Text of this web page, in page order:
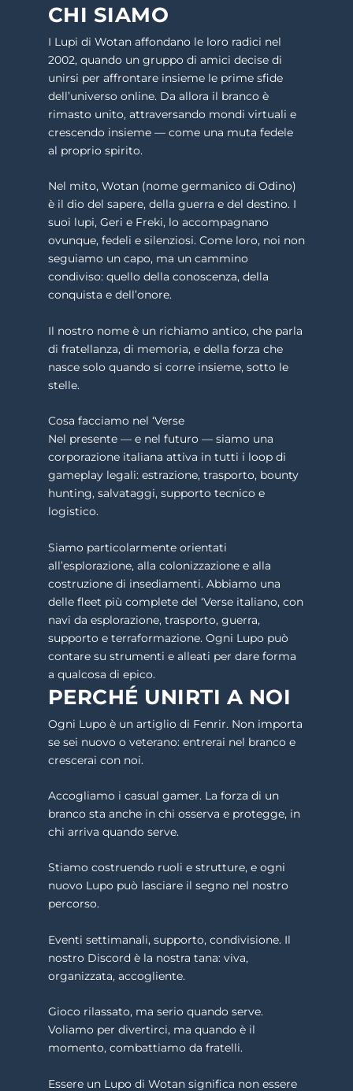
CHI SIAMO
I Lupi di Wotan affondano le loro radici nel
2002, quando un gruppo di amici decise di
unirsi per affrontare insieme le prime sfide
dell’universo online. Da allora il branco è
rimasto unito, attraversando mondi virtuali e
crescendo insieme — come una muta fedele
al proprio spirito.
Nel mito, Wotan (nome germanico di Odino)
è il dio del sapere, della guerra e del destino. I
suoi lupi, Geri e Freki, lo accompagnano
ovunque, fedeli e silenziosi. Come loro, noi non
seguiamo un capo, ma un cammino
condiviso: quello della conoscenza, della
conquista e dell’onore.
Il nostro nome è un richiamo antico, che parla
di fratellanza, di memoria, e della forza che
nasce solo quando si corre insieme, sotto le
stelle.
Cosa facciamo nel ‘Verse
Nel presente — e nel futuro — siamo una
corporazione italiana attiva in tutti i loop di
gameplay legali: estrazione, trasporto, bounty
hunting, salvataggi, supporto tecnico e
logistico.
Siamo particolarmente orientati
all’esplorazione, alla colonizzazione e alla
costruzione di insediamenti. Abbiamo una
delle fleet più complete del ‘Verse italiano, con
navi da esplorazione, trasporto, guerra,
supporto e terraformazione. Ogni Lupo può
contare su strumenti e alleati per dare forma
a qualcosa di epico.
PERCHÉ UNIRTI A NOI
Ogni Lupo è un artiglio di Fenrir. Non importa
se sei nuovo o veterano: entrerai nel branco e
crescerai con noi.
Accogliamo i casual gamer. La forza di un
branco sta anche in chi osserva e protegge, in
chi arriva quando serve.
Stiamo costruendo ruoli e strutture, e ogni
nuovo Lupo può lasciare il segno nel nostro
percorso.
Eventi settimanali, supporto, condivisione. Il
nostro Discord è la nostra tana: viva,
organizzata, accogliente.
Gioco rilassato, ma serio quando serve.
Voliamo per divertirci, ma quando è il
momento, combattiamo da fratelli.
Essere un Lupo di Wotan significa non essere